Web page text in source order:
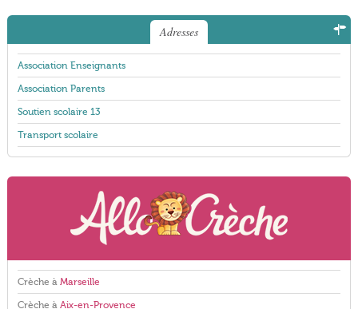
Adresses
Association Enseignants
Association Parents
Soutien scolaire 13
Transport scolaire
Crèche à Marseille
Crèche à Aix-en-Provence